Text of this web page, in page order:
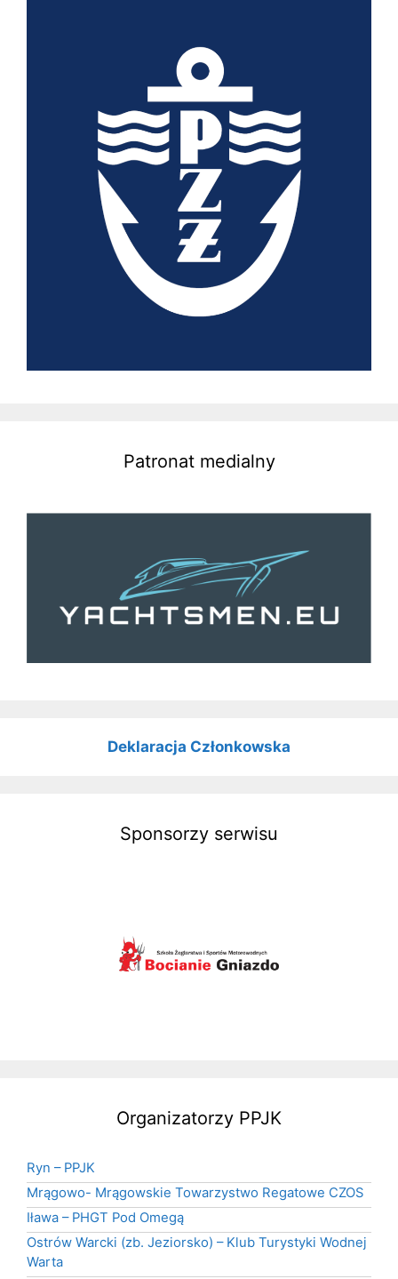
Patronat medialny
Deklaracja Członkowska
Sponsorzy serwisu
Organizatorzy PPJK
Ryn – PPJK
Mrągowo- Mrągowskie Towarzystwo Regatowe CZOS
Iława – PHGT Pod Omegą
Ostrów Warcki (zb. Jeziorsko) – Klub Turystyki Wodnej
Warta